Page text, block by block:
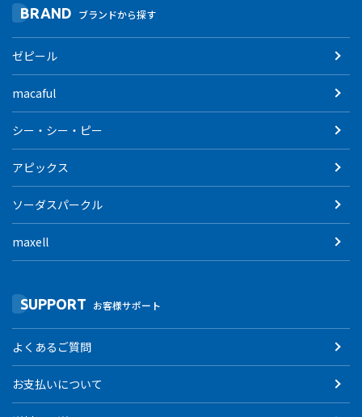
BRAND ブランドから探す
ゼピール
macaful
シー・シー・ピー
アピックス
ソーダスパークル
maxell
SUPPORT お客様サポート
よくあるご質問
お支払いについて